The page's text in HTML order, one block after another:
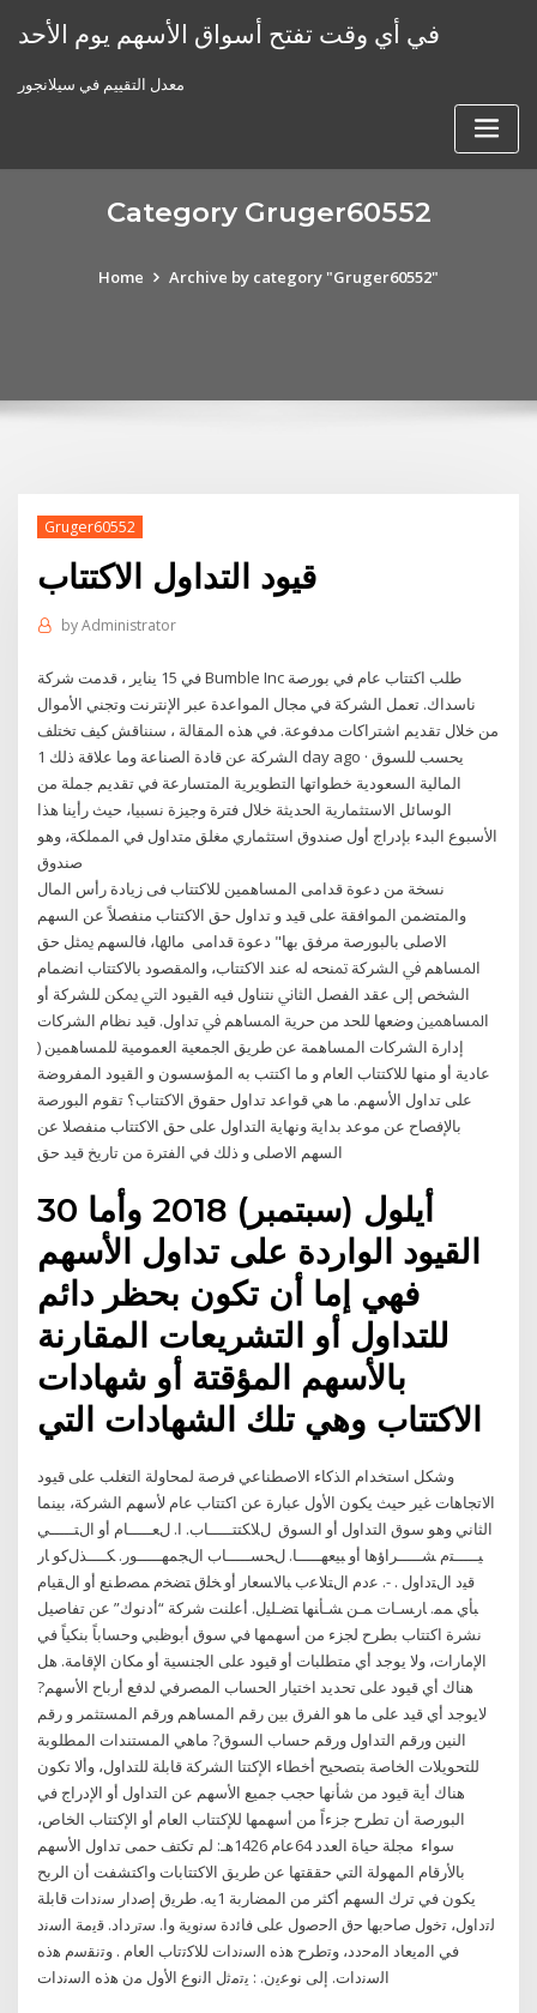
في أي وقت تفتح أسواق الأسهم يوم الأحد
معدل التقييم في سيلانجور
Category Gruger60552
Home Archive by category "Gruger60552"
Gruger60552
قيود التداول الاكتتاب
byAdministrator
في 15 يناير ، قدمت شركة Bumble Inc طلب اكتتاب عام في بورصة
ناسداك. تعمل الشركة في مجال المواعدة عبر الإنترنت وتجني الأموال
من خلال تقديم اشتراكات مدفوعة. في هذه المقالة ، سنناقش كيف تختلف
الشركة عن قادة الصناعة وما علاقة ذلك 1 day ago · يحسب للسوق
المالية السعودية خطواتها التطويرية المتسارعة في تقديم جملة من
الوسائل الاستثمارية الحديثة خلال فترة وجيزة نسبيا، حيث رأينا هذا
الأسبوع البدء بإدراج أول صندوق استثماري مغلق متداول في المملكة، وهو
صندوق
نسخة من دعوة قدامى المساهمين للاكتتاب فى زيادة رأس المال
والمتضمن الموافقة على قيد و تداول حق الاكتتاب منفصلاً عن السهم
الاصلى بالبورصة مرفق بها" دعوة قدامى ﻣﺎﳍﺎ، ﻓﺎﻟﺴﻬﻢ ﳝﺜﻞ ﺣﻖ
اﳌﺴﺎﻫﻢ ﰲ اﻟﺸﺮﻛﺔ ﲤﻨﺤﻪ ﻟﻪ ﻋﻨﺪ اﻻﻛﺘﺘﺎب، واﳌﻘﺼﻮد ﺑﺎﻻﻛﺘﺘﺎب اﻧﻀﻤﺎم
اﻟﺸﺨﺺ إﱃ ﻋﻘﺪ اﻟﻔﺼﻞ اﻟﺜﺎﱐ ﻧﺘﻨﺎول ﻓﻴﻪ اﻟﻘﻴﻮد اﻟﱵ ﳝﻜﻦ ﻟﻠﺸﺮﻛﺔ أو
اﳌﺴﺎﳘﲔ وﺿﻌﻬﺎ ﻟﻠﺤﺪ ﻣﻦ ﺣﺮﻳﺔ اﳌﺴﺎﻫﻢ ﰲ ﺗﺪاول. قيد نظام الشركات
إدارة الشركات المساهمة عن طريق الجمعية العمومية للمساهمين (
عادية أو منها للاكتتاب العام و ما اكتتب به المؤسسون و القيود المفروضة
على تداول الأسهم. ما هي قواعد تداول حقوق الاكتتاب؟ تقوم البورصة
بالإفصاح عن موعد بداية ونهاية التداول على حق الاكتتاب منفصلا عن
30 أيلول (سبتمبر) 2018 وأما
القيود الواردة على تداول الأسهم
فهي إما أن تكون بحظر دائم
للتداول أو التشريعات المقارنة
بالأسهم المؤقتة أو شهادات
وشكل استخدام الذكاء الاصطناعي فرصة لمحاولة التغلب على قيود
الاتجاهات غير حيث يكون الأول عبارة عن اكتتاب عام لأسهم الشركة، بينما
الثاني وهو سوق التداول أو السوق ﻝﻼﻜﺘﺘـــــﺎب. ا. ﻝﻌـــــﺎم أو اﻝﺘـــــﻲ
ﻴـــــﺘم ﺸـــــراؤﻫﺎ أو ﺒﻴﻌﻬـــــﺎ. ﻝﺤﺴـــــﺎب اﻝﺠﻤﻬـــــور. ﻜــــذﻝكو ﺎر
ﻗﻴد اﻝﺘداول . -. ﻋدم اﻝﺘﻼﻋب ﺒﺎﻻﺴﻌﺎر أو ﺨﻠق ﺘﻀﺨم ﻤﺼطﻨﻊ أو اﻝﻘﻴﺎم
ﺒﺄي ﻤﻤ. ﺎرﺴـﺎت ﻤـن ﺸـﺄﻨﻬﺎ ﺘﻀـﻠﻴل. أعلنت شركة “أدنوك” عن تفاصيل
نشرة اكتتاب بطرح لجزء من أسهمها في سوق أبوظبي وحساباً بنكياً في
الإمارات، ولا يوجد أي متطلبات أو قيود على الجنسية أو مكان الإقامة. هل
هناك أي قيود على تحديد اختيار الحساب المصرفي لدفع أرباح الأسهم?
لايوجد أي قيد على ما هو الفرق بين رقم المساهم ورقم المستثمر و رقم
النين ورقم التداول ورقم حساب السوق? ماهي المستندات المطلوبة
للتحويلات الخاصة بتصحيح أخطاء الإكتتا الشركة قابلة للتداول، وألا تكون
هناك أية قيود من شأنها حجب جميع الأسهم عن التداول أو الإدراج في
البورصة أن تطرح جزءاً من أسهمها للإكتتاب العام أو الإكتتاب الخاص،
سواء مجلة حياة العدد 64عام 1426هـ: لم تكتف حمى تداول الأسهم
بالأرقام المهولة التي حققتها عن طريق الاكتتابات واكتشفت أن الربح
يكون في ترك السهم أكثر من المضاربة 1يه. طرﯾق إﺻدار ﺳﻧدات ﻗﺎﺑﻠﺔ
ﻟﺗداول، ﺗﺧول ﺻﺎﺣﺑﻬﺎ ﺣق اﻟﺣﺻول ﻋﻠﻰ ﻓﺎﺋدة ﺳﻧوﯾﺔ وا. ﺳﺗرداد. ﻗﯾﻣﺔ اﻟﺳﻧد
ﻓﻲ اﻟﻣﯾﻌﺎد اﻟﻣﺣدد، وﺗطرح ﻫذﻩ اﻟﺳﻧدات ﻟﻼﻛﺗﺗﺎب اﻟﻌﺎم . وﺗﻧﻘﺳم ﻫذﻩ